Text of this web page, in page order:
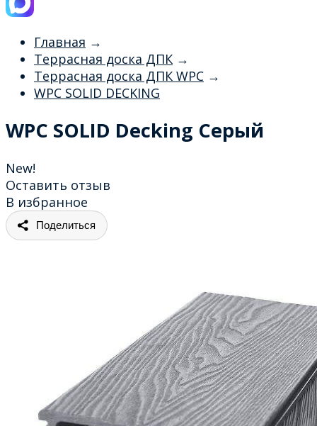
Главная →
Террасная доска ДПК →
Террасная доска ДПК WPC →
WPC SOLID DECKING
WPC SOLID Decking Серый
New!
Оставить отзыв
В избранное
Поделиться